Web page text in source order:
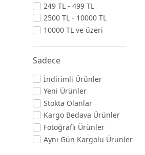
249 TL - 499 TL
2500 TL - 10000 TL
10000 TL ve üzeri
Sadece
İndirimli Ürünler
Yeni Ürünler
Stokta Olanlar
Kargo Bedava Ürünler
Fotoğraflı Ürünler
Aynı Gün Kargolu Ürünler